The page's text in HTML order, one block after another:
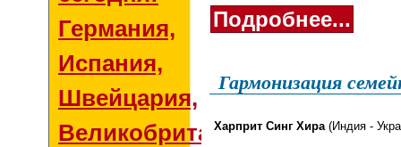
Германия,
Испания,
Швейцария,
Великобритания
Подробнее...
Гармонизация
Харприт Синг Хира(Индия -